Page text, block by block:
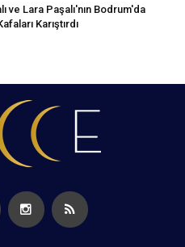
ve Lara Paşalı'nın Bodrum'da
Karıştırdı